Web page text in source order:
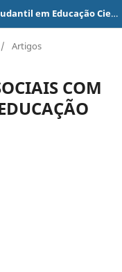
Mostra Interativa da Produção Estudantil em Educação Científica e Tecnológica
/ Artigos
COM